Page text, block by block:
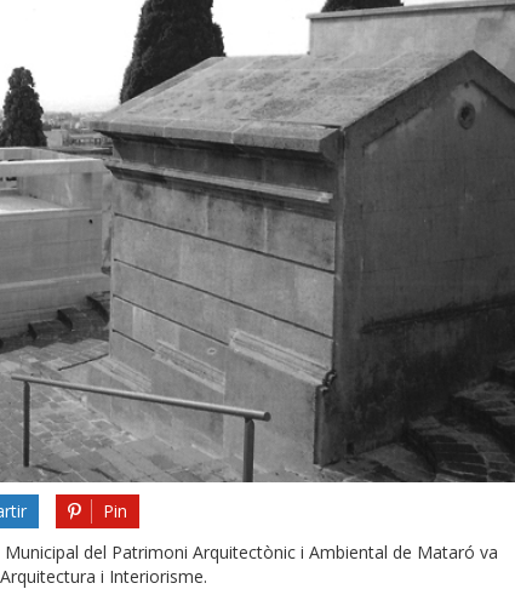
Pin
del Patrimoni Arquitectònic i Ambiental de Mataró va
i Interiorisme.